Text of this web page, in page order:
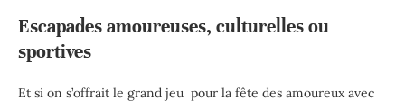
Escapades amoureuses, culturelles ou
sportives
Et si on s’offrait le grand jeu pour la fête des amoureux avec